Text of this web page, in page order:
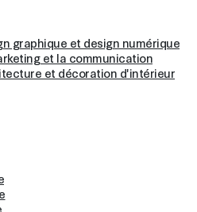
graphique et design numérique
et la communication
et décoration d'intérieur